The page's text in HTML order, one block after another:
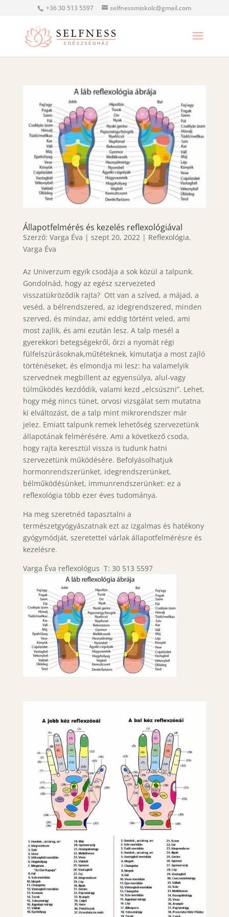
+36 30 513 5597 selfnessmiskolc@gmail.com
Állapotfelmérés és kezelés reflexológiával
Szerző: Varga Éva | szept 20, 2022| Reflexológia,
Varga Éva
Az Univerzum egyik csodája a sok közül a talpunk.
Gondolnád, hogy az egész szervezeted
visszatükröződik rajta? Ott van a szíved, a májad, a
veséd, a bélrendszered, az idegrendszered, minden
szerved, és mindaz, ami eddig történt veled, ami
most zajlik, és ami ezután lesz. A talp mesél a
gyerekkori betegségekről, őrzi a nyomát régi
fülfelszúrásoknak,műtéteknek, kimutatja a most zajló
történéseket, és elmondja mi lesz: ha valamelyik
szervednek megbillent az egyensúlya, alul-vagy
túlműködés kezdődik, valami kezd „elcsúszni”. Lehet,
hogy még nincs tünet, orvosi vizsgálat sem mutatna
ki elváltozást, de a talp mint mikrorendszer már
jelez. Emiatt talpunk remek lehetőség szervezetünk
állapotának felmérésére. Ami a következő csoda,
hogy rajta keresztül vissza is tudunk hatni
szervezetünk működésére. Befolyásolhatjuk
hormonrendszerünket, idegrendszerünket,
bélműködésünket, immunrendszerünket: ez a
reflexológia több ezer éves tudománya.
Ha meg szeretnéd tapasztalni a
természetgyógyászatnak ezt az izgalmas és hatékony
gyógymódját, szeretettel várlak állapotfelmérésre és
kezelésre.
Varga Éva reflexológus T: 30 513 5597